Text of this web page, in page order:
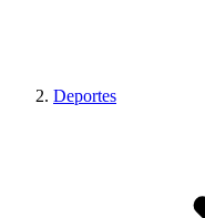
Deportes